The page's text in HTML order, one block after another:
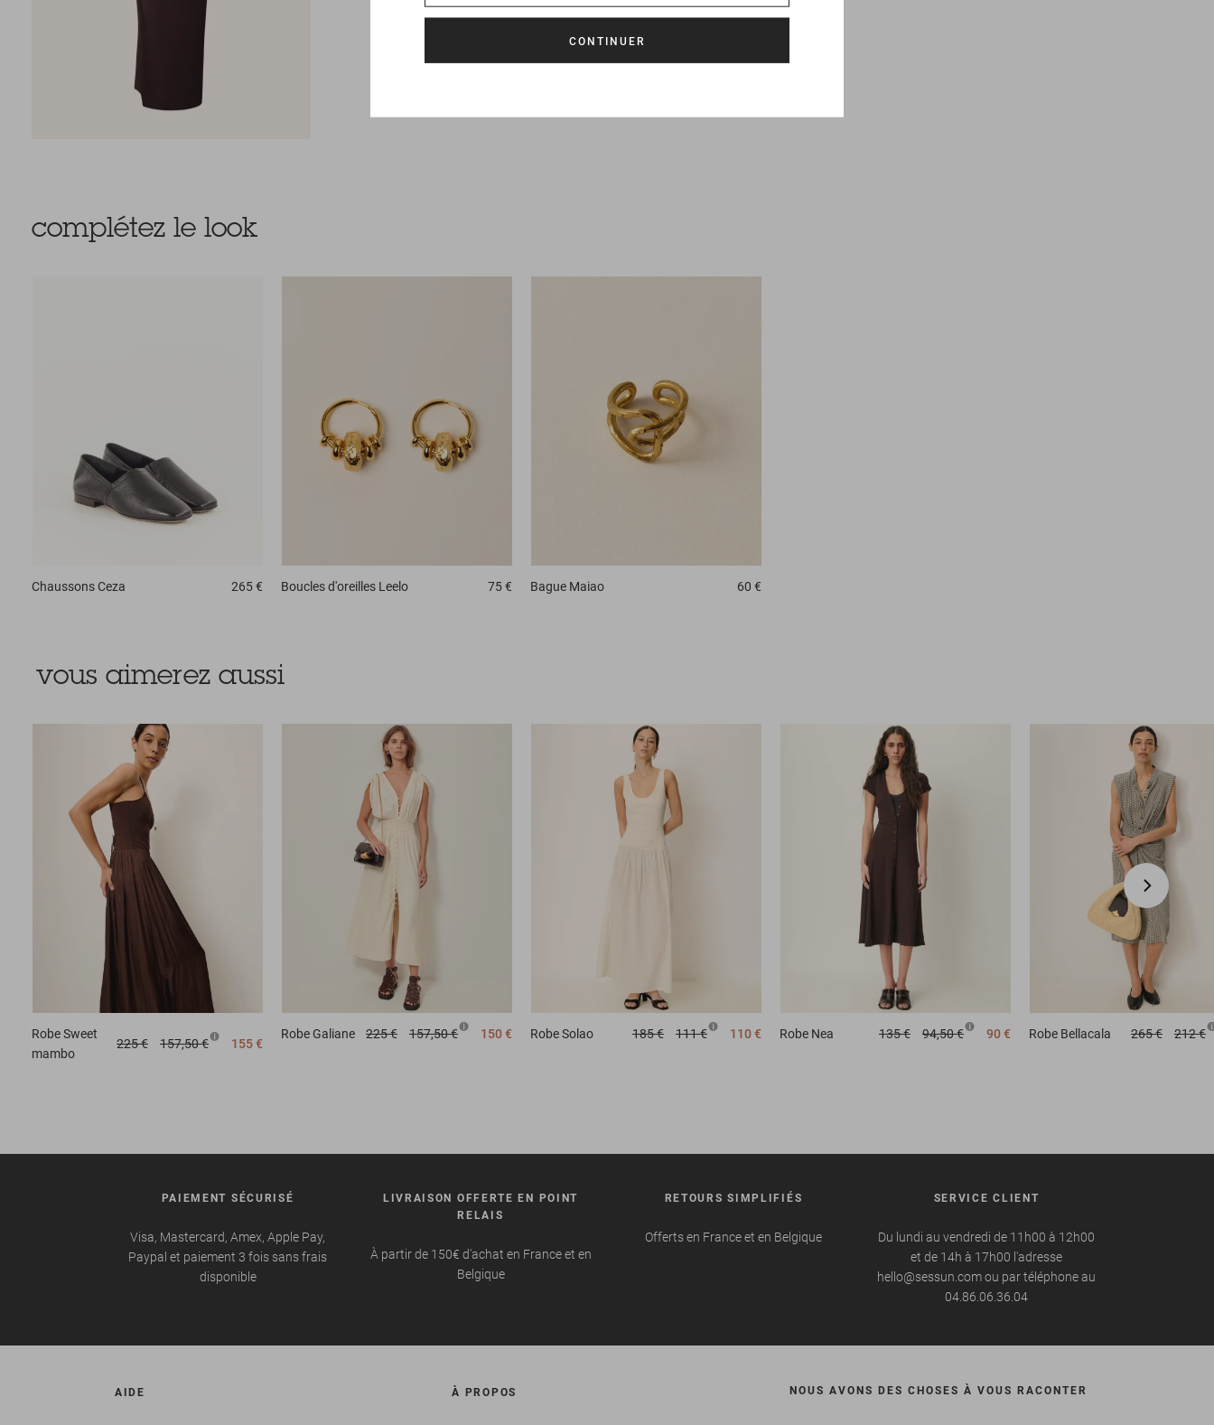
complétez le look
ChaussonsCeza 265 € Boucles d'oreilles Leelo 75 € Bague Maiao 60 €
vous aimerez aussi
RobeSweet
mambo
225 € 157,50 € 155 €
Robe Galiane 225 € 157,50 € 150 € RobeSolao 185 € 111 € 110 € Robe Nea 135 € 94,50 € 90 € Robe Bellacala 265 € 212 €
PAIEMENT SÉCURISÉ
Visa, Mastercard, Amex, Apple Pay,
Paypal et paiement 3 fois sans frais
disponible
LIVRAISON OFFERTE EN POINT
RELAIS
À partir de 150€ d'achat en France et en
Belgique
RETOURS SIMPLIFIÉS
Offerts en France et en Belgique
SERVICE CLIENT
Du lundi au vendredi de 11h00 à 12h00
et de 14h à 17h00 l'adresse
hello@sessun.com ou par téléphone au
04.86.06.36.04
AIDE À PROPOS NOUS AVONS DES CHOSES À VOUS RACONTER